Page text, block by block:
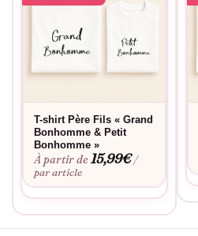
T-shirt Père Fils « Grand
Bonhomme & Petit
Bonhomme »
À partir de15,99€ /
par article